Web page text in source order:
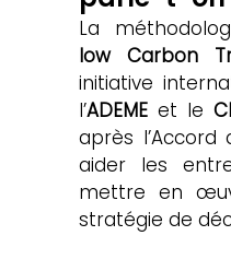
La
low Carbon
initiative
l’ADEME et le
après l’Accord
aider les
mettre en
stratégie de